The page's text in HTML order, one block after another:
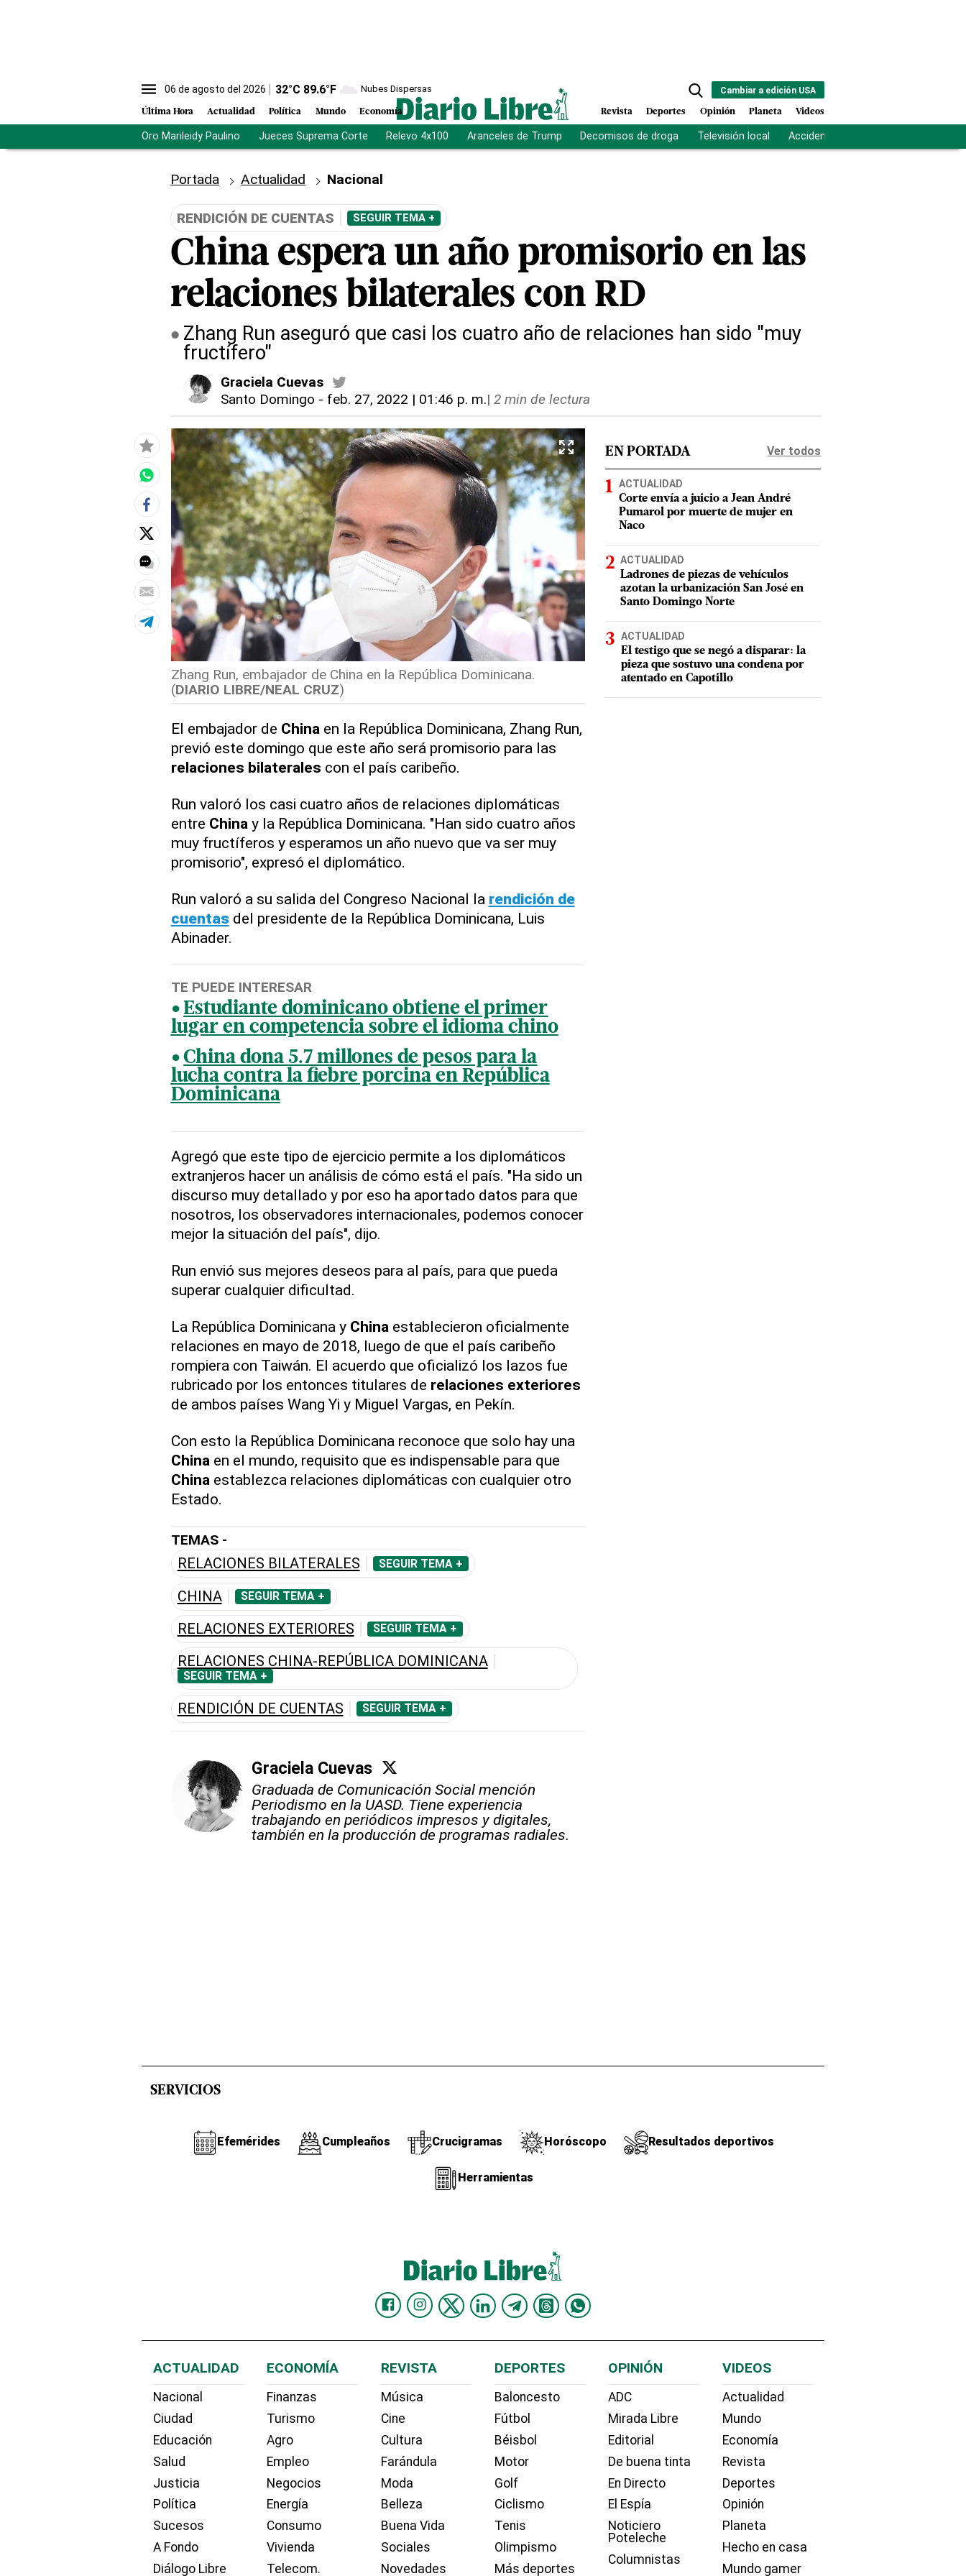
06 de agosto del 2026 32°C 89.6°F Nubes Dispersas
Última Hora Actualidad Política Mundo Economía
Cambiar a edición USA
Revista Deportes Opinión Planeta Videos
Oro Marileidy Paulino Jueces Suprema Corte Relevo 4x100 Aranceles de Trump Decomisos de droga Televisión local Accidente Los Ríos
Portada Actualidad Nacional
RENDICIÓN DE CUENTAS SEGUIR TEMA +
China espera un año promisorio en las
relaciones bilaterales con RD
Zhang Run aseguró que casi los cuatro año de relaciones han sido "muy
fructífero"
Graciela Cuevas
Santo Domingo - feb. 27, 2022 | 01:46 p. m.| 2 min de lectura
Zhang Run, embajador de China en la República Dominicana.
(DIARIO LIBRE/NEAL CRUZ)
El embajador de China en la República Dominicana, Zhang Run,
previó este domingo que este año será promisorio para las
relaciones bilaterales con el país caribeño.
Run valoró los casi cuatro años de relaciones diplomáticas
entre China y la República Dominicana. "Han sido cuatro años
muy fructíferos y esperamos un año nuevo que va ser muy
promisorio", expresó el diplomático.
Run valoró a su salida del Congreso Nacional la rendición de
cuentasdel presidente de la República Dominicana, Luis
Abinader.
TE PUEDE INTERESAR
Estudiante dominicano obtiene el primer
lugar en competencia sobre el idioma chino
China dona 5.7 millones de pesos para la
lucha contra la fiebre porcina en República
Dominicana
Agregó que este tipo de ejercicio permite a los diplomáticos
extranjeros hacer un análisis de cómo está el país. "Ha sido un
discurso muy detallado y por eso ha aportado datos para que
nosotros, los observadores internacionales, podemos conocer
mejor la situación del país", dijo.
Run envió sus mejores deseos para al país, para que pueda
superar cualquier dificultad.
La República Dominicana y Chinaestablecieron oficialmente
relaciones en mayo de 2018, luego de que el país caribeño
rompiera con Taiwán. El acuerdo que oficializó los lazos fue
rubricado por los entonces titulares de relaciones exteriores
de ambos países Wang Yi y Miguel Vargas, en Pekín.
Con esto la República Dominicana reconoce que solo hay una
Chinaen el mundo, requisito que es indispensable para que
Chinaestablezca relaciones diplomáticas con cualquier otro
Estado.
TEMAS -
RELACIONES BILATERALES SEGUIR TEMA +
CHINA SEGUIR TEMA +
RELACIONES EXTERIORES SEGUIR TEMA +
RELACIONES CHINA-REPÚBLICA DOMINICANA
SEGUIR TEMA +
RENDICIÓN DE CUENTAS SEGUIR TEMA +
Graciela Cuevas
Graduada de Comunicación Social mención
Periodismo en la UASD. Tiene experiencia
trabajando en periódicos impresos y digitales,
también en la producción de programas radiales.
EN PORTADA Ver todos
ACTUALIDAD
Corte envía a juicio a Jean André
Pumarol por muerte de mujer en
Naco
ACTUALIDAD
Ladrones de piezas de vehículos
azotan la urbanización San José en
Santo Domingo Norte
ACTUALIDAD
El testigo que se negó a disparar: la
pieza que sostuvo una condena por
atentado en Capotillo
SERVICIOS
Efemérides Cumpleaños Crucigramas Horóscopo Resultados deportivos
Herramientas
ACTUALIDAD
Nacional
Ciudad
Educación
Salud
Justicia
Política
Sucesos
A Fondo
Diálogo Libre
ECONOMÍA
Finanzas
Turismo
Agro
Empleo
Negocios
Energía
Consumo
Vivienda
Telecom.
REVISTA
Música
Cine
Cultura
Farándula
Moda
Belleza
Buena Vida
Sociales
Novedades
DEPORTES
Baloncesto
Fútbol
Béisbol
Motor
Golf
Ciclismo
Tenis
Olimpismo
Más deportes
OPINIÓN
ADC
Mirada Libre
Editorial
De buena tinta
En Directo
El Espía
Noticiero
Poteleche
Columnistas
VIDEOS
Actualidad
Mundo
Economía
Revista
Deportes
Opinión
Planeta
Hecho en casa
Mundo gamer